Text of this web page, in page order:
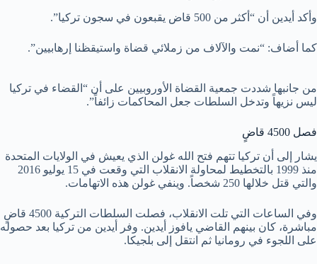
وأكد أيدين أن “أكثر من 500 قاض يقبعون في سجون تركيا”.
كما أضاف: “نمت والآلاف من زملائي قضاة واستيقظنا إرهابيين”.
من جانبها شددت جمعية القضاة الأوروبيين على أن “القضاء في تركيا
ليس نزيهاً وتدخل السلطات جعل المحاكمات زائفاً”.
فصل 4500 قاضٍ
يشار إلى أن تركيا تتهم فتح الله غولن الذي يعيش في الولايات المتحدة
منذ 1999 بالتخطيط لمحاولة الانقلاب التي وقعت في 15 يوليو 2016
والتي قتل خلالها 250 شخصاً. وينفي غولن هذه الاتهامات.
وفي الساعات التي تلت الانقلاب، فصلت السلطات التركية 4500 قاضٍ
مباشرة، كان بينهم القاضي يافوز أيدين. وفر أيدين من تركيا بعد حصوله
على اللجوء في رومانيا ثم انتقل إلى بلجيكا.